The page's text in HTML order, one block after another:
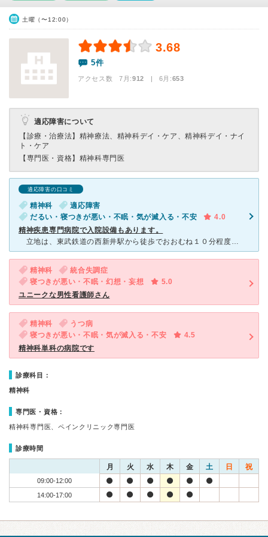
土曜（〜12:00）
3.68
5件
アクセス数 7月:912 | 6月:653
適応障害について
【診療・治療法】 精神療法、精神科デイ・ケア、精神科デイ・ナイ
ト・ケア
【専門医・資格】 精神科専門医
適応障害の口コミ
精神科
適応障害
だるい・寝つきが悪い・不眠・気が滅入る・不安
4.0
精神疾患専門病院で入院設備もあります。
立地は、東武鉄道の西新井駅から徒歩でおおむね１０分程度かかります。雨天の日などは駅から徒歩で通院するのは大変ですが、タクシーを使うには微妙な距離なので、精神疾患のための通院であることをタクシーのドラ
精神科
統合失調症
寝つきが悪い・不眠・幻想・妄想
5.0
ユニークな男性看護師さん
精神科
うつ病
寝つきが悪い・不眠・気が滅入る・不安
4.5
精神科単科の病院です
診療科目：
精神科
専門医・資格：
精神科専門医、ペインクリニック専門医
診療時間
月 火 水 木 金 土 日 祝
09:00-12:00
14:00-17:00